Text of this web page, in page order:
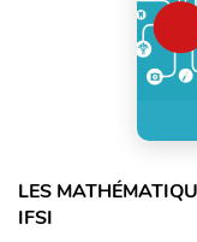
LES
IFSI